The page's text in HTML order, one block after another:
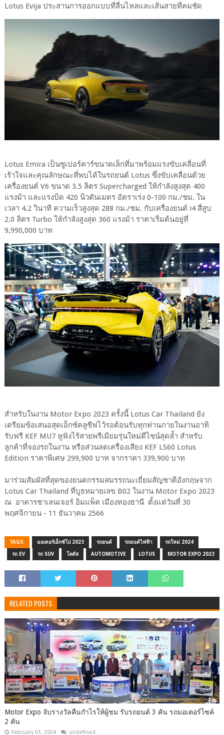
Lotus Evija ประสานการออกแบบที่ลื่นไหลและเส้นสายที่คมชัด
Lotus Emira เป็นซูเปอร์คาร์ขนาดเล็กที่มาพร้อมแรงขับเคลื่อนที่
เร้าใจและคุณลักษณะที่พบได้ในรถยนต์ Lotus ซึ่งขับเคลื่อนด้วย
เครื่องยนต์ V6 ขนาด 3.5 ลิตร Supercharged ให้กำลังสูงสุด 400
แรงม้า และแรงบิด 420 นิวตันเมตร อัตราเร่ง 0-100 กม./ชม. ใน
เวลา 4.2 วินาที ความเร็วสูงสุด 288 กม./ชม. กับเครื่องยนต์ i4 สี่สูบ
2.0 ลิตร Turbo ให้กำลังสูงสุด 360 แรงม้า ราคาเริ่มต้นอยู่ที่
9,990,000 บาท
สำหรับในงาน Motor Expo 2023 ครั้งนี้ Lotus Car Thailand ยัง
เตรียมข้อเสนอสุดเอ็กซ์คลูซีฟไว้รอต้อนรับทุกท่านภายในงานอาทิ
รับฟรี KEF MU7 หูฟังไร้สายพรีเมียมรุ่นใหม่ดีไซน์สุดล้ำ สำหรับ
ลูกค้าที่จองรถในงาน หรือส่วนลดเครื่องเสียง KEF LS60 Lotus
Edition ราคาพิเศษ 299,900 บาท จากราคา 339,900 บาท
มาร่วมสัมผัสที่สุดของยนตกรรมสมรรถนะเยี่ยมสัญชาติอังกฤษจาก
Lotus Car Thailand ที่บูธหมายเลข B02 ในงาน Motor Expo 2023
ณ อาคารชาเลนเจอร์ อิมแพ็ค เมืองทองธานี ตั้งแต่วันที่ 30
พฤศจิกายน - 11 ธันวาคม 2566
TAGS: มอเตอร์เอ็กซ์โป 2023 รถยนต์ รถยนต์ไฟฟ้า รถใหม่ 2024
รถ EV รถ SUV โลตัส AUTOMOTIVE LOTUS MOTOR EXPO 2023
RELATED POSTS
Motor Expo จับรางวัลคืนกำไรให้ผู้ชม รับรถยนต์ 3 คัน รถมอเตอร์ไซค์
2 คัน
February 01, 2024 undefined